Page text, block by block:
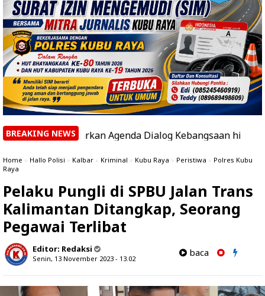
BREAKING NEWSAgenda Dialog Kebangsaan hingga Kunjungan
Home » Hallo Polisi » Kalbar » Kriminal » Kubu Raya » Peristiwa » Polres Kubu
Raya
Pelaku Pungli di SPBU Jalan Trans
Kalimantan Ditangkap, Seorang
Pegawai Terlibat
Editor: Redaksi
Senin, 13 November 2023 - 13.02
baca